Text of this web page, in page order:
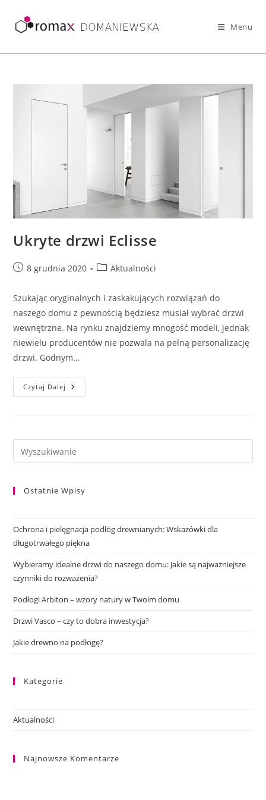
content
Menu
Ukryte drzwi Eclisse
Post8 grudnia 2020
PostAktualności
Szukając oryginalnych i zaskakujących rozwiązań do
naszego domu z pewnością będziesz musiał wybrać drzwi
wewnętrzne. Na rynku znajdziemy mnogość modeli, jednak
niewielu producentów nie pozwala na pełną personalizację
drzwi. Godnym…
Czytaj Dalej Ukryte
Drzwi
Ostatnie Wpisy
Ochrona i pielęgnacja podłóg drewnianych: Wskazówki dla
długotrwałego piękna
Wybieramy idealne drzwi do naszego domu: Jakie są najważniejsze
czynniki do rozważenia?
Podłogi Arbiton – wzory natury w Twoim domu
Drzwi Vasco – czy to dobra inwestycja?
Jakie drewno na podłogę?
Kategorie
Aktualności
Najnowsze Komentarze